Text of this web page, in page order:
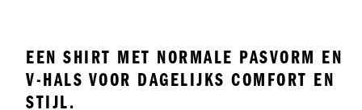
EEN SHIRT MET NORMALE PASVORM EN
V-HALS VOOR DAGELIJKS COMFORT EN
STIJL.